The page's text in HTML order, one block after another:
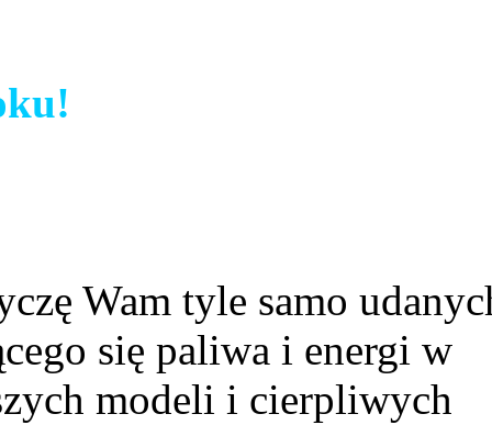
Wam tyle samo
się paliwa i energi w
modeli i cierpliwych